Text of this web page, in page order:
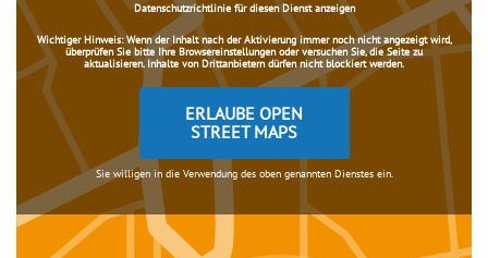
Datenschutzrichtlinie für diesen Dienst anzeigen
Wichtiger Hinweis:Wenn der Inhalt nach der Aktivierung immer noch nicht angezeigt wird,
überprüfen Sie bitte Ihre Browsereinstellungen oder versuchen Sie, die Seite zu
aktualisieren. Inhalte von Drittanbietern dürfen nicht blockiert werden.
ERLAUBE OPEN
STREET MAPS
Sie willigen in die Verwendung des oben genannten Dienstes ein.